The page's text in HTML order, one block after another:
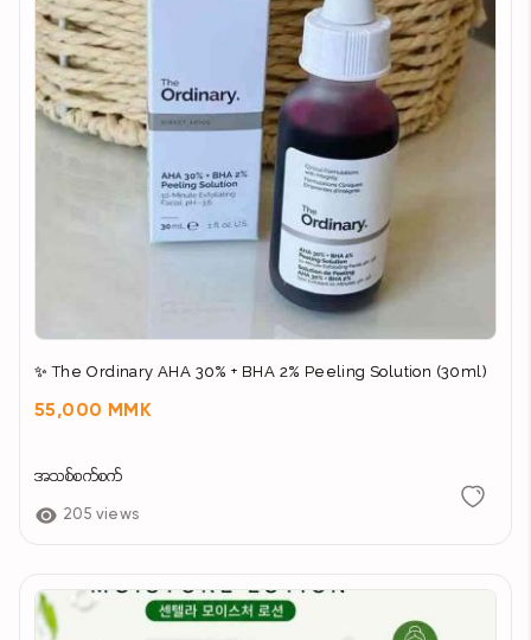
✨ The Ordinary AHA 30% + BHA 2% Peeling Solution (30ml)
55,000 MMK
အသစ်စက်စက်
205 views